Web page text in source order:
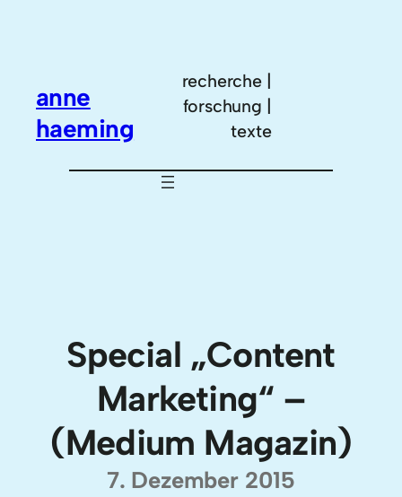
anne
haeming
recherche |
forschung |
texte
Special „Content
Marketing“ –
(Medium Magazin)
7. Dezember 2015